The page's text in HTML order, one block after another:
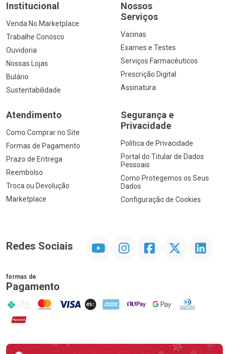
Institucional
Venda No Marketplace
Trabalhe Conosco
Ouvidoria
Nossas Lojas
Bulário
Sustentabilidade
Nossos
Serviços
Vacinas
Exames e Testes
Serviços Farmacêuticos
Prescrição Digital
Assinatura
Atendimento
Como Comprar no Site
Formas de Pagamento
Prazo de Entrega
Reembolso
Troca ou Devolução
Marketplace
Segurança e
Privacidade
Política de Privacidade
Portal do Titular de Dados
Pessoais
Como Protegemos os Seus
Dados
Configuração de Cookies
Redes Sociais InstagramFacebookTwitter Linkedin
formas de
Pagamento
PIX MasterCard
VISA ELO AMEX NuPay Google PayDiners Club
Hipercard
Promoção em Destaque